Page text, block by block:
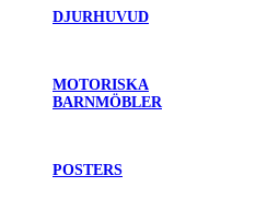
DJURHUVUD
MOTORISKA
BARNMÖBLER
POSTERS